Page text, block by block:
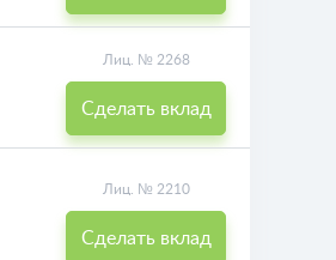
Лиц. № 2268
Сделать вклад
Лиц. № 2210
Сделать вклад